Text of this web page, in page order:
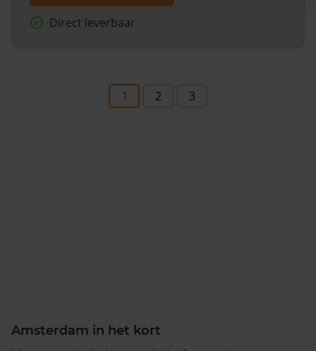
Direct leverbaar
1 2 3
Amsterdam in het kort